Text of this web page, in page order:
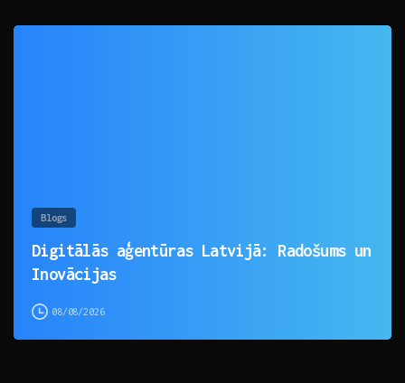
Blogs
Digitālās aģentūras Latvijā: Radošums un
Inovācijas
08/08/2026